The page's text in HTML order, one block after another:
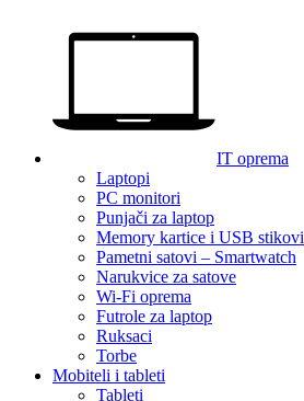
IT oprema
Laptopi
PC monitori
Punjači za laptop
Memory kartice i USB stikovi
Pametni satovi – Smartwatch
Narukvice za satove
Wi-Fi oprema
Futrole za laptop
Ruksaci
Torbe
Mobiteli i tableti
Tableti